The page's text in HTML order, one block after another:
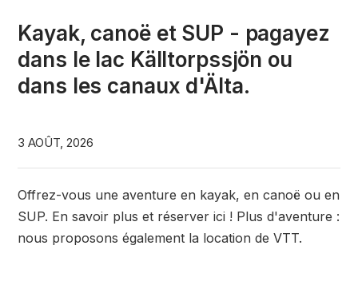
Kayak, canoë et SUP - pagayez
dans le lac Källtorpssjön ou
dans les canaux d'Älta.
3 AOÛT, 2026
Offrez-vous une aventure en kayak, en canoë ou en
SUP. En savoir plus et réserver ici ! Plus d'aventure :
nous proposons également la location de VTT.